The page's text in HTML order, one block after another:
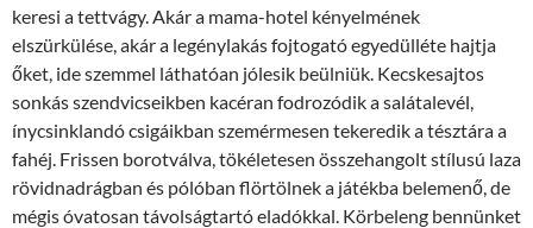
keresi a tettvágy. Akár a mama-hotel kényelmének
elszürkülése, akár a legénylakás fojtogató egyedülléte hajtja
őket, ide szemmel láthatóan jólesik beülniük. Kecskesajtos
sonkás szendvicseikben kacéran fodrozódik a salátalevél,
ínycsinklandó csigáikban szemérmesen tekeredik a tésztára a
fahéj. Frissen borotválva, tökéletesen összehangolt stílusú laza
rövidnadrágban és pólóban flörtölnek a játékba belemenő, de
mégis óvatosan távolságtartó eladókkal. Körbeleng bennünket